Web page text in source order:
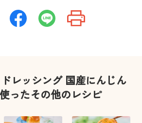
レッシング 国産にんじん
ったその他のレシピ